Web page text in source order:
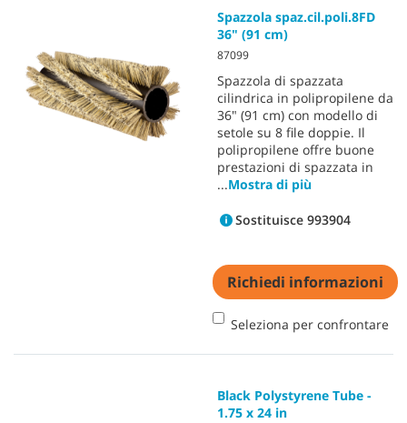
Spazzola spaz.cil.poli.8FD
36" (91 cm)
87099
Spazzola di spazzata
cilindrica in polipropilene da
36" (91 cm) con modello di
setole su 8 file doppie. Il
polipropilene offre buone
prestazioni di spazzata in
...Mostra di più
Sostituisce 993904
Richiedi informazioni
Seleziona per confrontare
Black Polystyrene Tube -
1.75 x 24 in